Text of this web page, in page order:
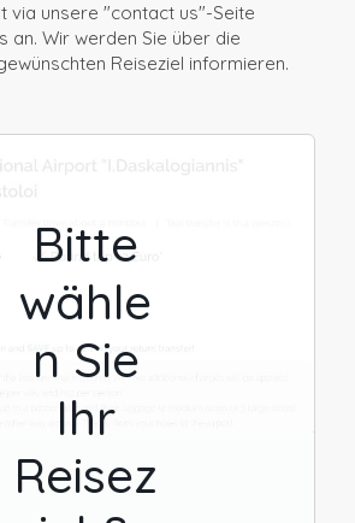
via unsere "contact us"-Seite
an. Wir werden Sie über die
Reiseziel informieren.
Bitte
wähle
n Sie
Ihr
Reisez